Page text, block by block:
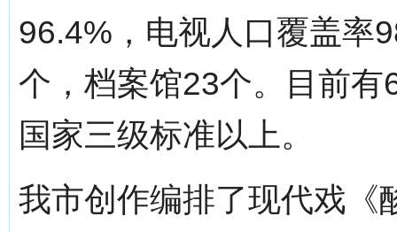
96.4%，电视人口覆盖率
个，档案馆23个。目前
国家三级标准以上。
我市创作编排了现代戏《